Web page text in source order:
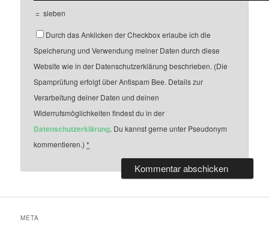
= sieben
Durch das Anklicken der Checkbox erlaube ich die
Speicherung und Verwendung meiner Daten durch diese
Website wie in der Datenschutzerklärung beschrieben. (Die
Spamprüfung erfolgt über Antispam Bee. Details zur
Verarbeitung deiner Daten und deinen
Widerrufsmöglichkeiten findest du in der
Datenschutzerklärung. Du kannst gerne unter Pseudonym
kommentieren.)*
META